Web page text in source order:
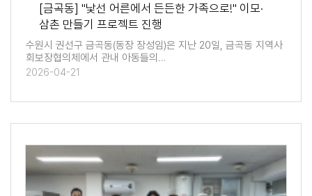
[금곡동] "낯선 어른에서 든든한 가족으로!" 이모·
삼촌 만들기 프로젝트 진행
수원시 권선구 금곡동(동장 장성임)은 지난 20일, 금곡동 지역사
회보장협의체에서 관내 아동들의…
2026-04-21